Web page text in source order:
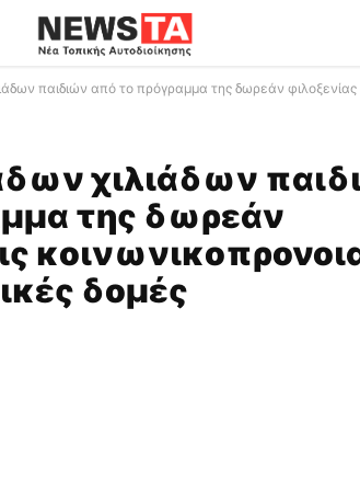
παιδιών από το πρόγραμμα της δωρεάν φιλοξενίας
χιλιάδων
της δωρεάν
δομές